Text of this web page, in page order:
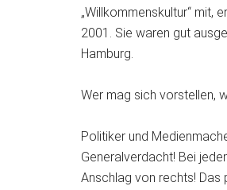
„Willkommenskultur“ mit,
2001. Sie waren gut
Hamburg.
Wer mag sich vorstellen,
Politiker und
Generalverdacht! Bei
Anschlag von rechts! Das